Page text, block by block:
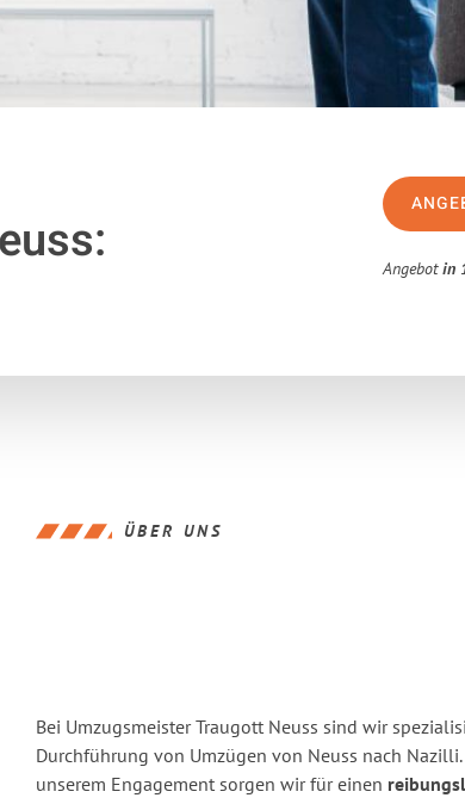
Angebotin
ÜBER UNS
Bei Umzugsmeister Traugott Neuss sind wir
Durchführung von Umzügen von Neuss nach
unserem Engagement sorgen wir für einen